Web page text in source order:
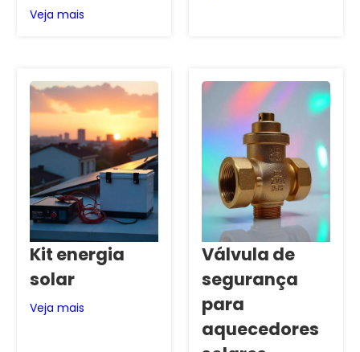
Veja mais
Kit energia
solar
Veja mais
Válvula de
segurança
para
aquecedores